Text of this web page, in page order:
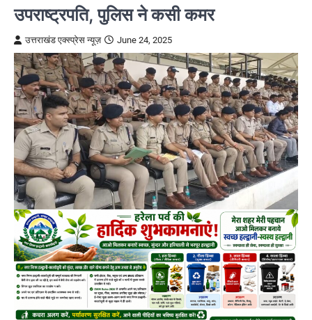
उपराष्ट्रपति, पुलिस ने कसी कमर
उत्तराखंड एक्स्प्रेस न्यूज़ June 24, 2025